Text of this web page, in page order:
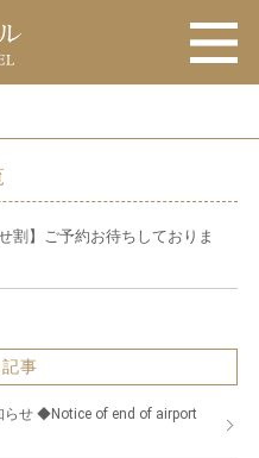
割】ご予約お待ちしておりま
事
らせ ◆Notice of end of airport